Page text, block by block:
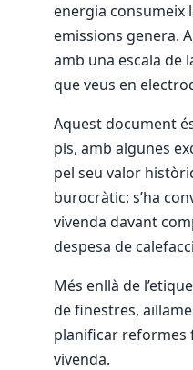
energia consumeix
emissions genera.
amb una escala de
que veus en
Aquest document
pis, amb algunes
pel seu valor
burocràtic: s’ha
vivenda davant
despesa de
Més enllà de
de finestres,
planificar reformes
vivenda.